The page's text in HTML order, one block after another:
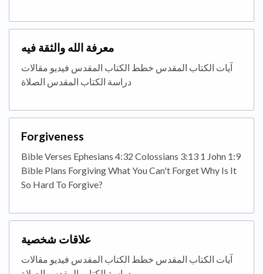
معرفة الله والثقة فيه
آيات الكتاب المقدس خطط الكتاب المقدس فيديو مقالات
دراسة الكتاب المقدس الصلاة
Forgiveness
Bible Verses Ephesians 4:32 Colossians 3:13 1 John 1:9
Bible Plans Forgiving What You Can't Forget Why Is It
So Hard To Forgive?
علاقات شخصية
آيات الكتاب المقدس خطط الكتاب المقدس فيديو مقالات